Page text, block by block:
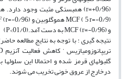
و MCF (r=-0/96) به دست آمد.(01/0>P)
نتیجه گیری : با توجه به نتایج مطالعه
گلبولهای قرمز شده و احتمالا این
درخارج از عروق خونی تخریب می شوند.